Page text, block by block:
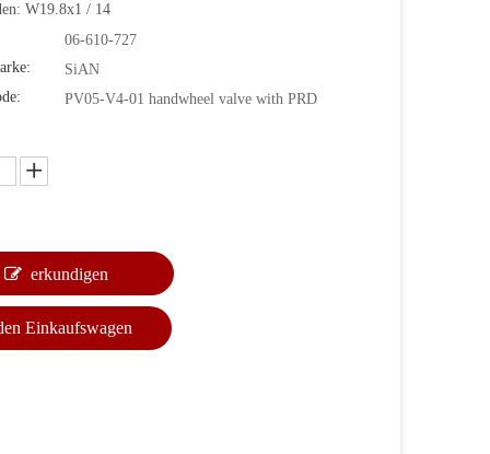
W19.8x1 / 14
06-610-727
SiAN
PV05-V4-01 handwheel valve with PRD
erkundigen
Einkaufswagen